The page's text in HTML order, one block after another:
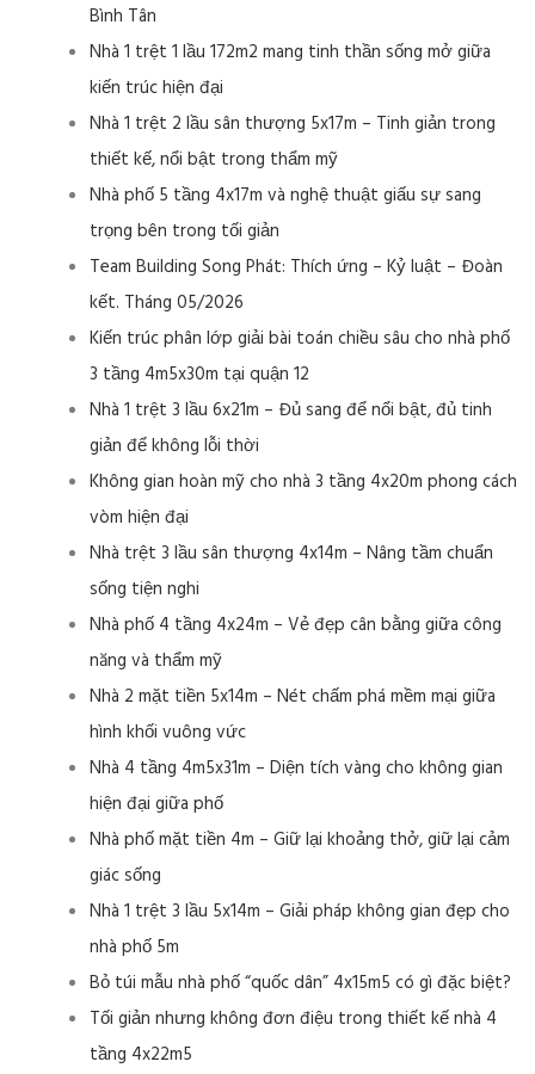
Bình Tân
Nhà 1 trệt 1 lầu 172m2 mang tinh thần sống mở giữa
kiến trúc hiện đại
Nhà 1 trệt 2 lầu sân thượng 5x17m – Tinh giản trong
thiết kế, nổi bật trong thẩm mỹ
Nhà phố 5 tầng 4x17m và nghệ thuật giấu sự sang
trọng bên trong tối giản
Team Building Song Phát: Thích ứng – Kỷ luật – Đoàn
kết. Tháng 05/2026
Kiến trúc phân lớp giải bài toán chiều sâu cho nhà phố
3 tầng 4m5x30m tại quận 12
Nhà 1 trệt 3 lầu 6x21m – Đủ sang để nổi bật, đủ tinh
giản để không lỗi thời
Không gian hoàn mỹ cho nhà 3 tầng 4x20m phong cách
vòm hiện đại
Nhà trệt 3 lầu sân thượng 4x14m – Nâng tầm chuẩn
sống tiện nghi
Nhà phố 4 tầng 4x24m – Vẻ đẹp cân bằng giữa công
năng và thẩm mỹ
Nhà 2 mặt tiền 5x14m – Nét chấm phá mềm mại giữa
hình khối vuông vức
Nhà 4 tầng 4m5x31m – Diện tích vàng cho không gian
hiện đại giữa phố
Nhà phố mặt tiền 4m – Giữ lại khoảng thở, giữ lại cảm
giác sống
Nhà 1 trệt 3 lầu 5x14m – Giải pháp không gian đẹp cho
nhà phố 5m
Bỏ túi mẫu nhà phố “quốc dân” 4x15m5 có gì đặc biệt?
Tối giản nhưng không đơn điệu trong thiết kế nhà 4
tầng 4x22m5